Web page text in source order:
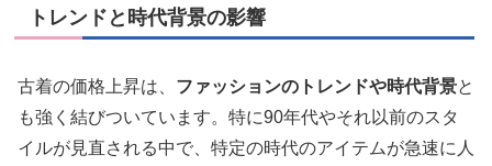
トレンドと時代背景の影響
古着の価格上昇は、 ファッションのトレンドや時代背景と
も強く結びついています。特に90年代やそれ以前のスタ
イルが見直される中で、特定の時代のアイテムが急速に人